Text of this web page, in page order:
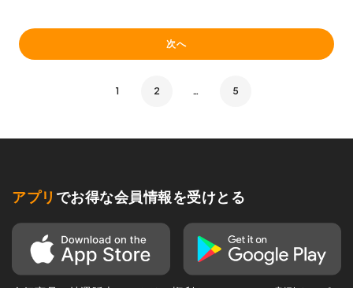
次へ
1 2 … 5
アプリ でお得な会員情報を受けとる